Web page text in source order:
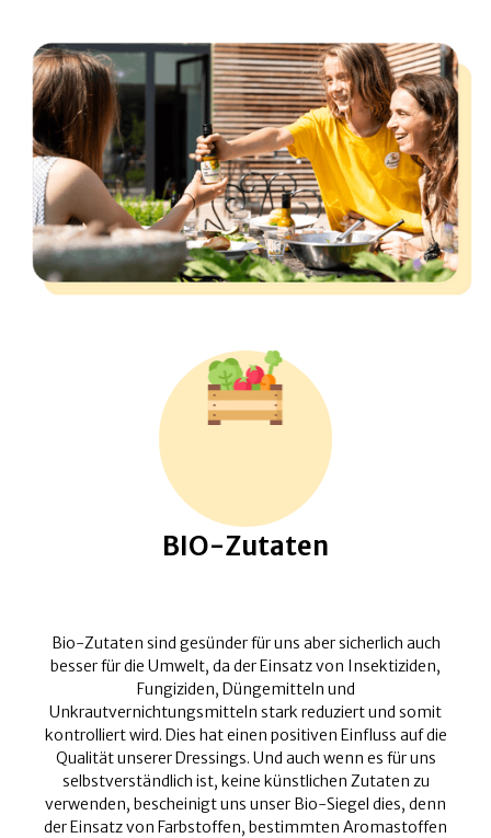
BIO-Zutaten
Bio-Zutaten sind gesünder für uns aber sicherlich auch
besser für die Umwelt, da der Einsatz von Insektiziden,
Fungiziden, Düngemitteln und
Unkrautvernichtungsmitteln stark reduziert und somit
kontrolliert wird. Dies hat einen positiven Einfluss auf die
Qualität unserer Dressings. Und auch wenn es für uns
selbstverständlich ist, keine künstlichen Zutaten zu
verwenden, bescheinigt uns unser Bio-Siegel dies, denn
der Einsatz von Farbstoffen, bestimmten Aromastoffen